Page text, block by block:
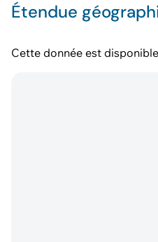
Étendue
Cette donnée est